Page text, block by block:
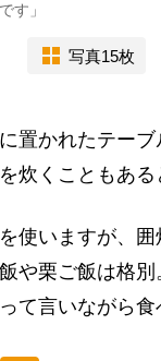
す」
写真15枚
置かれたテーブ
炊くこともある
使いますが、
や栗ご飯は格
て言いながら食